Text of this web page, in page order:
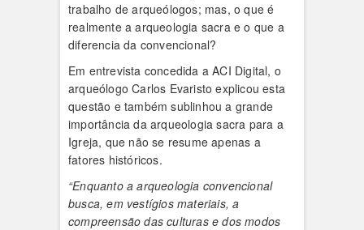
trabalho de arqueólogos; mas, o que é
realmente a arqueologia sacra e o que a
diferencia da convencional?
Em entrevista concedida a ACI Digital, o
arqueólogo Carlos Evaristo explicou esta
questão e também sublinhou a grande
importância da arqueologia sacra para a
Igreja, que não se resume apenas a
fatores históricos.
“Enquanto a arqueologia convencional
busca, em vestígios materiais, a
compreensão das culturas e dos modos